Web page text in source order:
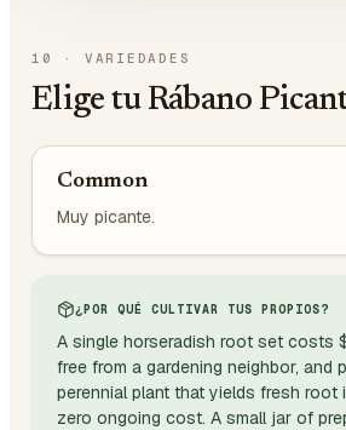
10 · VARIEDADES
Elige tu Rábano
Common
Muy picante.
¿POR QUÉ CULTIVAR TUS PROPIOS?
A single horseradish root set costs
free from a gardening neighbor, and
perennial plant that yields fresh root
zero ongoing cost. A small jar of